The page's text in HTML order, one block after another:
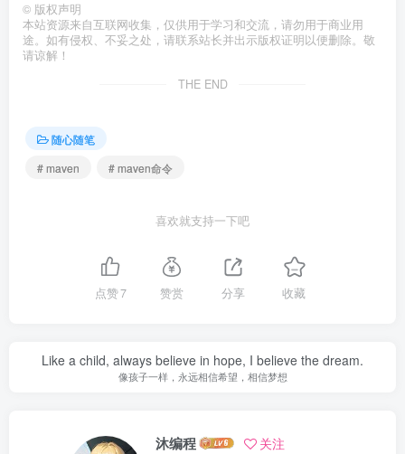
© 版权声明
本站资源来自互联网收集，仅供用于学习和交流，请勿用于商业用
途。如有侵权、不妥之处，请联系站长并出示版权证明以便删除。敬
请谅解！
THE END
随心随笔
# maven
# maven命令
喜欢就支持一下吧
点赞7 赞赏 分享 收藏
Like a child, always believe in hope, I believe the dream.
像孩子一样，永远相信希望，相信梦想
沐编程 关注